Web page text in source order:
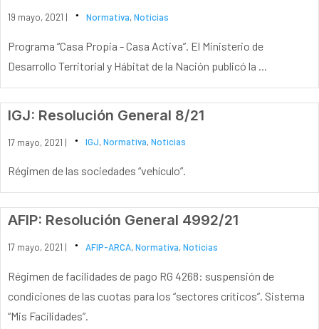
19 mayo, 2021 | Normativa,Noticias
Programa “Casa Propia - Casa Activa”. El Ministerio de
Desarrollo Territorial y Hábitat de la Nación publicó la ...
IGJ: Resolución General 8/21
17 mayo, 2021 | IGJ,Normativa,Noticias
Régimen de las sociedades “vehículo”.
AFIP: Resolución General 4992/21
17 mayo, 2021 | AFIP-ARCA,Normativa,Noticias
Régimen de facilidades de pago RG 4268: suspensión de
condiciones de las cuotas para los “sectores críticos”. Sistema
“Mis Facilidades”.